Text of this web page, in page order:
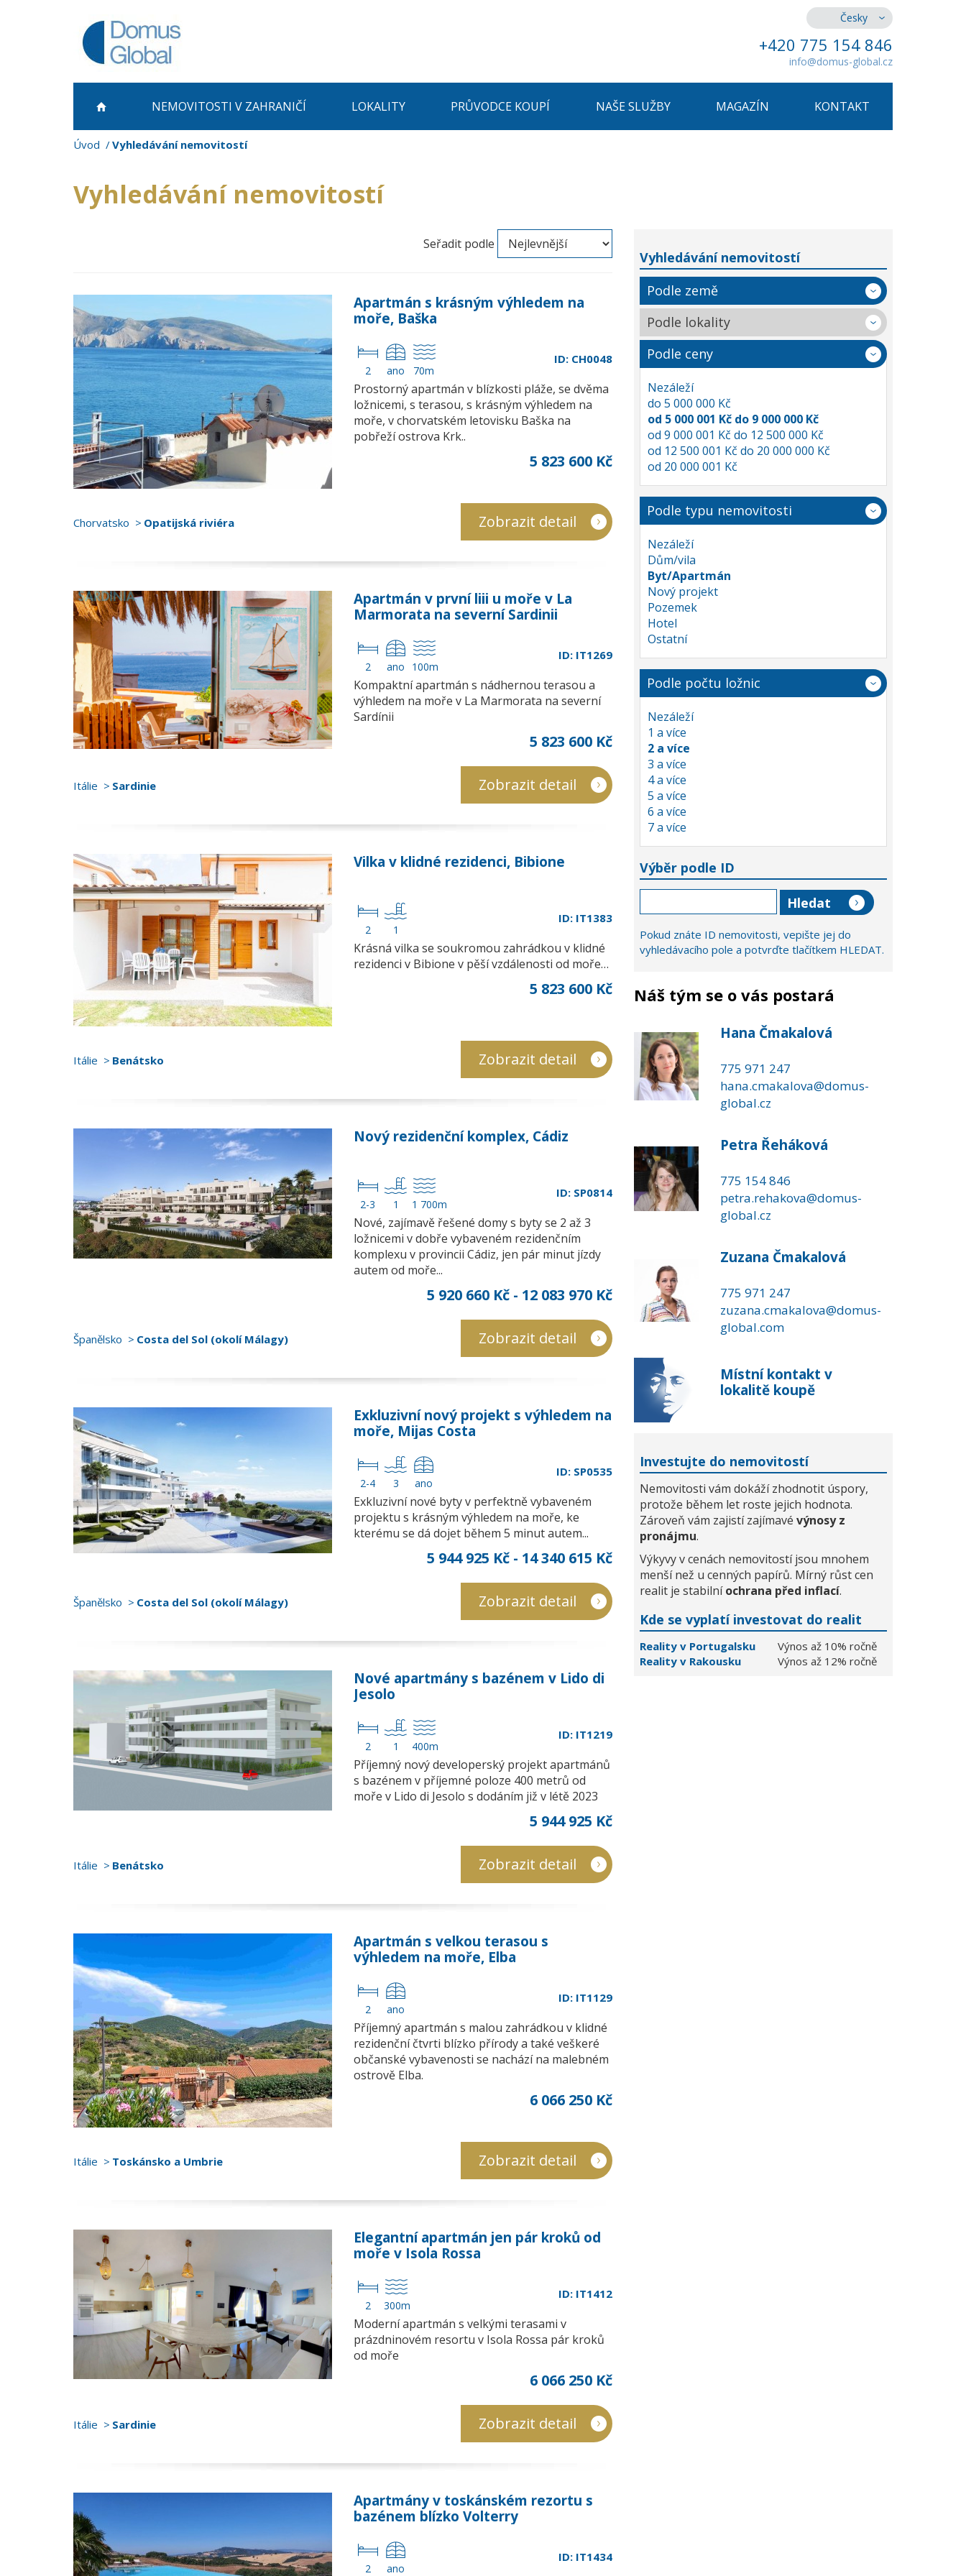
Česky
+420 775 154 846
info@domus-global.cz
NEMOVITOSTI V ZAHRANIČÍ LOKALITY PRŮVODCE KOUPÍ NAŠE SLUŽBY MAGAZÍN KONTAKT
Úvod Vyhledávání nemovitostí
Vyhledávání nemovitostí
Seřadit podle
Apartmán s krásným výhledem na
moře, Baška
2 ano 70m
ID: CH0048
Prostorný apartmán v blízkosti pláže, se dvěma
ložnicemi, s terasou, s krásným výhledem na
moře, v chorvatském letovisku Baška na
pobřeží ostrova Krk..
5 823 600 Kč
Chorvatsko Opatijská riviéra Zobrazit detail
Apartmán v první liii u moře v La
Marmorata na severní Sardinii
2 ano 100m
ID: IT1269
Kompaktní apartmán s nádhernou terasou a
výhledem na moře v La Marmorata na severní
Sardínii
5 823 600 Kč
Itálie Sardinie Zobrazit detail
Vilka v klidné rezidenci, Bibione
2 1
ID: IT1383
Krásná vilka se soukromou zahrádkou v klidné
rezidenci v Bibione v pěší vzdálenosti od moře…
5 823 600 Kč
Itálie Benátsko Zobrazit detail
Nový rezidenční komplex, Cádiz
2-3 1 1 700m
ID: SP0814
Nové, zajímavě řešené domy s byty se 2 až 3
ložnicemi v dobře vybaveném rezidenčním
komplexu v provincii Cádiz, jen pár minut jízdy
autem od moře...
5 920 660 Kč - 12 083 970 Kč
Španělsko Costa del Sol (okolí Málagy) Zobrazit detail
Exkluzivní nový projekt s výhledem na
moře, Mijas Costa
2-4 3 ano
ID: SP0535
Exkluzivní nové byty v perfektně vybaveném
projektu s krásným výhledem na moře, ke
kterému se dá dojet během 5 minut autem...
5 944 925 Kč - 14 340 615 Kč
Španělsko Costa del Sol (okolí Málagy) Zobrazit detail
Nové apartmány s bazénem v Lido di
Jesolo
2 1 400m
ID: IT1219
Příjemný nový developerský projekt apartmánů
s bazénem v příjemné poloze 400 metrů od
moře v Lido di Jesolo s dodáním již v létě 2023
5 944 925 Kč
Itálie Benátsko Zobrazit detail
Apartmán s velkou terasou s
výhledem na moře, Elba
2 ano
ID: IT1129
Příjemný apartmán s malou zahrádkou v klidné
rezidenční čtvrti blízko přírody a také veškeré
občanské vybavenosti se nachází na malebném
ostrově Elba.
6 066 250 Kč
Itálie Toskánsko a Umbrie Zobrazit detail
Elegantní apartmán jen pár kroků od
moře v Isola Rossa
2 300m
ID: IT1412
Moderní apartmán s velkými terasami v
prázdninovém resortu v Isola Rossa pár kroků
od moře
6 066 250 Kč
Itálie Sardinie Zobrazit detail
Apartmány v toskánském rezortu s
bazénem blízko Volterry
2 ano
ID: IT1434
Vyhledávání nemovitostí
Podle země
Podle lokality
Podle ceny
Nezáleží
do 5 000 000 Kč
od 5 000 001 Kč do 9 000 000 Kč
od 9 000 001 Kč do 12 500 000 Kč
od 12 500 001 Kč do 20 000 000 Kč
od 20 000 001 Kč
Podle typu nemovitosti
Nezáleží
Dům/vila
Byt/Apartmán
Nový projekt
Pozemek
Hotel
Ostatní
Podle počtu ložnic
Nezáleží
1 a více
2 a více
3 a více
4 a více
5 a více
6 a více
7 a více
Výběr podle ID
Pokud znáte ID nemovitosti, vepište jej do
vyhledávacího pole a potvrďte tlačítkem HLEDAT.
Náš tým se o vás postará
Hana Čmakalová
775 971 247
hana.cmakalova@domus-
global.cz
Petra Řeháková
775 154 846
petra.rehakova@domus-
global.cz
Zuzana Čmakalová
775 971 247
zuzana.cmakalova@domus-
global.com
Místní kontakt v
lokalitě koupě
Investujte do nemovitostí
Nemovitosti vám dokáží zhodnotit úspory,
protože během let roste jejich hodnota.
Zároveň vám zajistí zajímavé výnosy z
pronájmu.
Výkyvy v cenách nemovitostí jsou mnohem
menší než u cenných papírů. Mírný růst cen
realit je stabilníochrana před inflací.
Kde se vyplatí investovat do realit
Reality v Portugalsku
Výnos až 10% ročně
Reality v Rakousku
Výnos až 12% ročně